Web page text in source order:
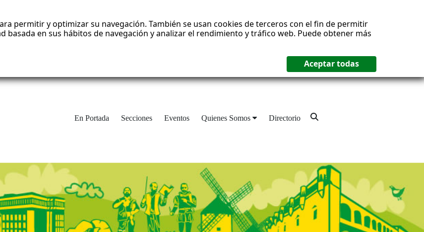
permitir y optimizar su navegación. También se usan cookies de terceros con el fin de permitir
basada en sus hábitos de navegación y analizar el rendimiento y tráfico web. Puede obtener más
En Portada Secciones Eventos Quienes Somos Directorio